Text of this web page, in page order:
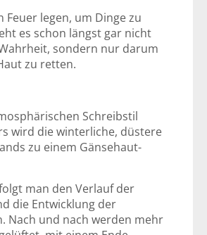
Feuer legen, um Dinge zu
es schon längst gar nicht
sondern nur darum
zu retten.
Schreibstil
wird die winterliche, düstere
zu einem Gänsehaut-
man den Verlauf der
die Entwicklung der
Nach und nach werden mehr